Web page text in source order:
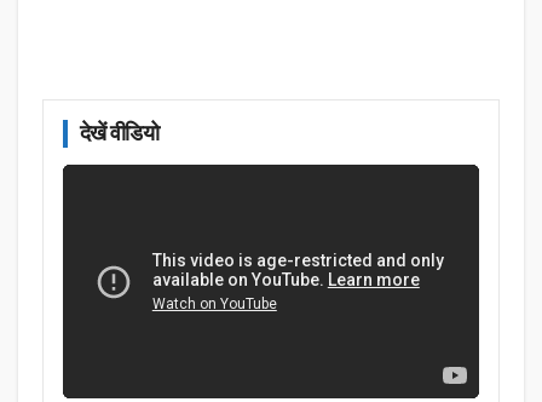
देखें वीडियो